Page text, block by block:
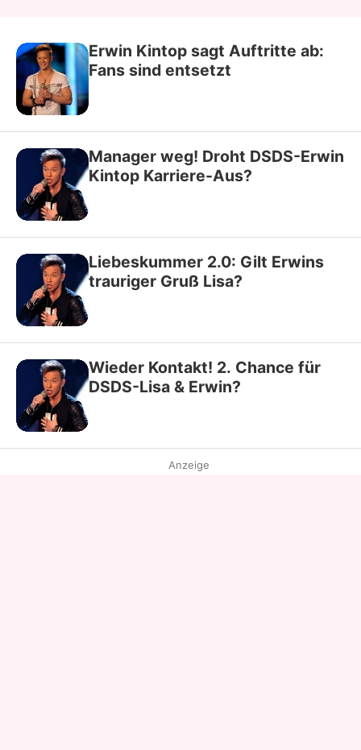
Erwin Kintop sagt Auftritte ab:
Fans sind entsetzt
Manager weg! Droht DSDS-Erwin
Kintop Karriere-Aus?
Liebeskummer 2.0: Gilt Erwins
trauriger Gruß Lisa?
Wieder Kontakt! 2. Chance für
DSDS-Lisa & Erwin?
Anzeige